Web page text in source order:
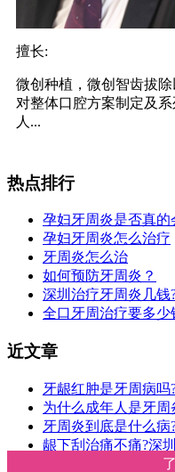
擅长:
微创种植，微创智齿拔
对整体口腔方案制定及
人...
热点排行
孕妇牙周炎是否真的
孕妇牙周炎怎么治疗
牙周炎怎么治
如何预防牙周炎？
深圳治疗牙周炎几钱
全口牙周治疗要多少
近文章
牙龈红肿是牙周病吗
为什么成年人是牙周
牙周炎到底是什么病
龈下刮治痛不痛?深
牙周刮治后如何科学